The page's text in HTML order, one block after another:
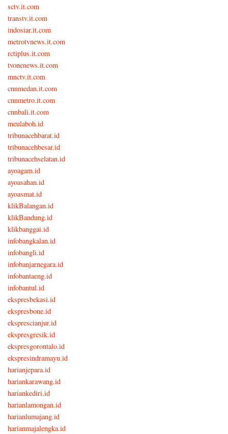
sctv.it.com
transtv.it.com
indosiar.it.com
metrotvnews.it.com
rctiplus.it.com
tvonenews.it.com
mnctv.it.com
cnnmedan.it.com
cnnmetro.it.com
cnnbali.it.com
meulaboh.id
tribunacehbarat.id
tribunacehbesar.id
tribunacehselatan.id
ayoagam.id
ayoasahan.id
ayoasmat.id
klikBalangan.id
klikBandung.id
klikbanggai.id
infobangkalan.id
infobangli.id
infobanjarnegara.id
infobantaeng.id
infobantul.id
ekspresbekasi.id
ekspresbone.id
eksprescianjur.id
ekspresgresik.id
ekspresgorontalo.id
ekspresindramayu.id
harianjepara.id
hariankarawang.id
hariankediri.id
harianlamongan.id
harianlumajang.id
harianmajalengka.id